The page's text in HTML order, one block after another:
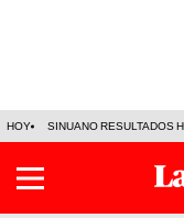
HOY SINUANO RESULTADOS